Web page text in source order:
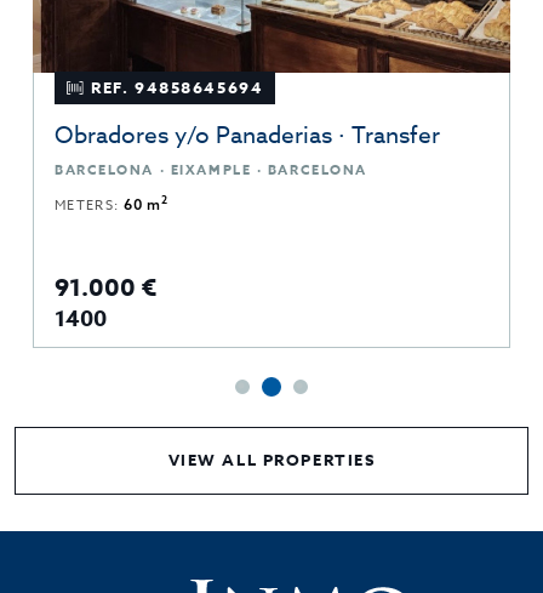
REF. 94858645694
Obradores y/o Panaderias · Transfer
BARCELONA · EIXAMPLE · BARCELONA
METERS:60 m2
91.000 €
1400
VIEW ALL PROPERTIES